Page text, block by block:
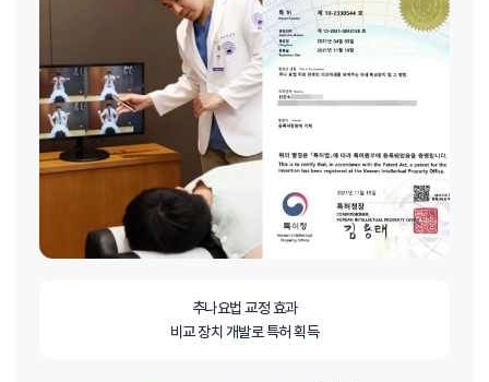
추나요법 교정 효과
비교 장치 개발로 특허 획득